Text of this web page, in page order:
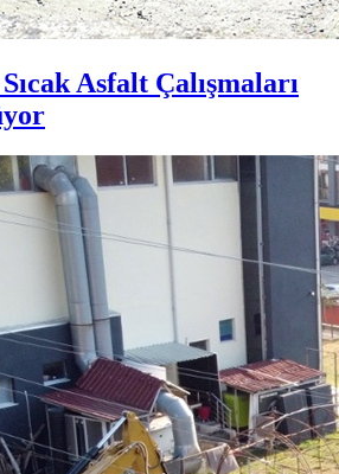
Asfalt Çalışmaları